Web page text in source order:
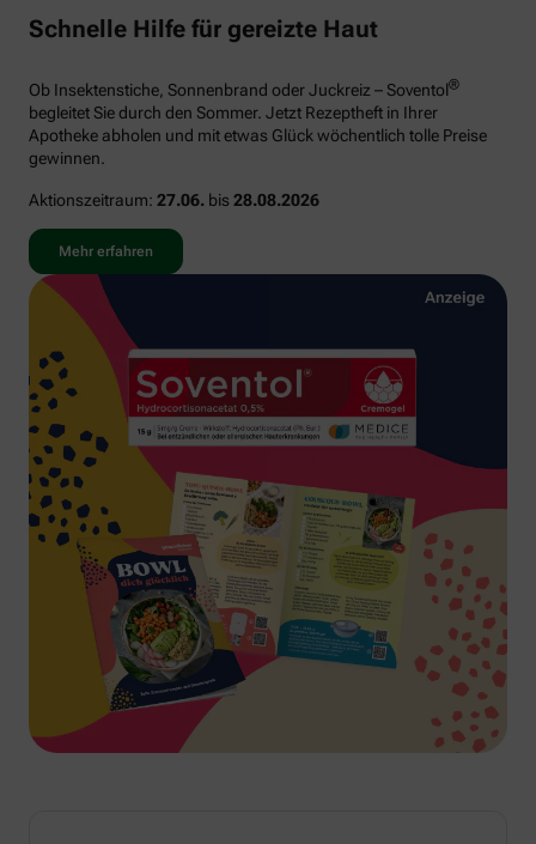
Schnelle Hilfe für gereizte Haut
Ob Insektenstiche, Sonnenbrand oder Juckreiz – Soventol®
begleitet Sie durch den Sommer. Jetzt Rezeptheft in Ihrer
Apotheke abholen und mit etwas Glück wöchentlich tolle Preise
gewinnen.
Aktionszeitraum: 27.06. bis 28.08.2026
Mehr erfahren